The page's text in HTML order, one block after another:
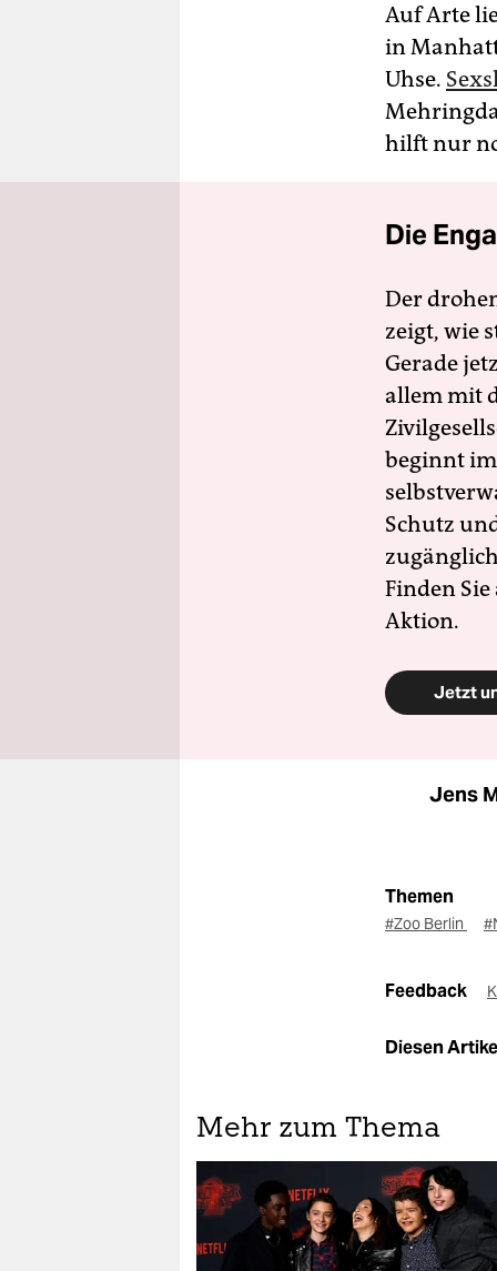
Auf Arte
in
Uhse.
hilft nur
Die
Der
zeigt, wie
Gerade
allem mit
beginnt
Schutz
Finden
Aktion.
Jetzt
Jens
Themen
#Zoo Berlin
Feedback
Diesen
Mehr zum Thema